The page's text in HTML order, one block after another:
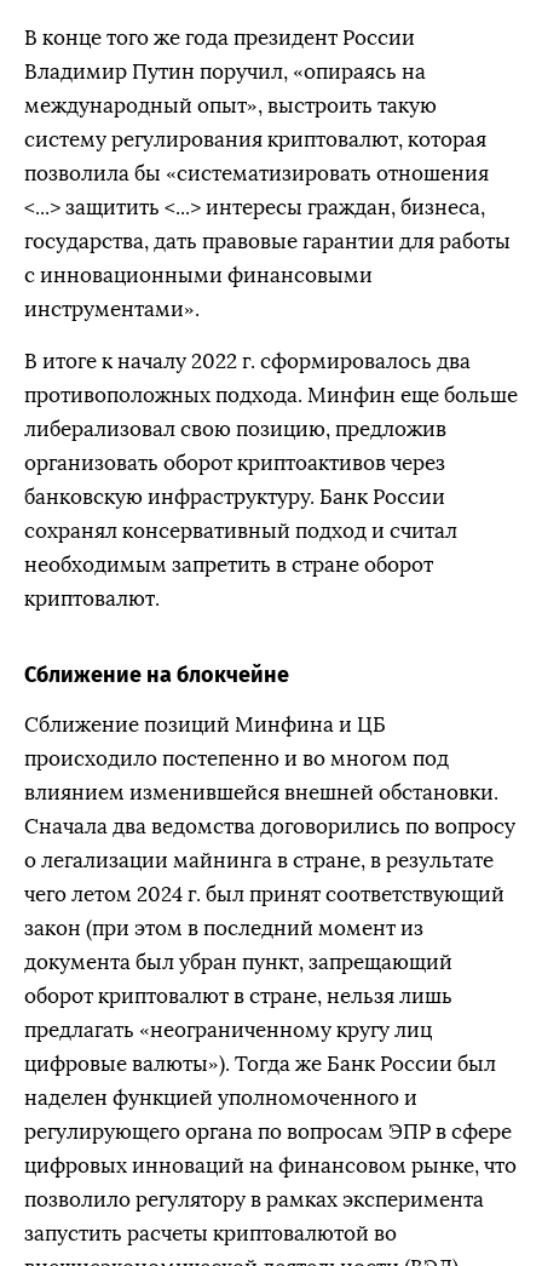
В конце того же года президент России
Владимир Путин поручил, «опираясь на
международный опыт», выстроить такую
систему регулирования криптовалют, которая
позволила бы «систематизировать отношения
<...> защитить <...> интересы граждан, бизнеса,
государства, дать правовые гарантии для работы
с инновационными финансовыми
инструментами».
В итоге к началу 2022 г. сформировалось два
противоположных подхода. Минфин еще больше
либерализовал свою позицию, предложив
организовать оборот криптоактивов через
банковскую инфраструктуру. Банк России
сохранял консервативный подход и считал
необходимым запретить в стране оборот
криптовалют.
Сближение на блокчейне
Сближение позиций Минфина и ЦБ
происходило постепенно и во многом под
влиянием изменившейся внешней обстановки.
Сначала два ведомства договорились по вопросу
о легализации майнинга в стране, в результате
чего летом 2024 г. был принят соответствующий
закон (при этом в последний момент из
документа был убран пункт, запрещающий
оборот криптовалют в стране, нельзя лишь
предлагать «неограниченному кругу лиц
цифровые валюты»). Тогда же Банк России был
наделен функцией уполномоченного и
регулирующего органа по вопросам ЭПР в сфере
цифровых инноваций на финансовом рынке, что
позволило регулятору в рамках эксперимента
запустить расчеты криптовалютой во